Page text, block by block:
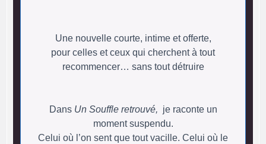
Une nouvelle courte, intime et offerte,
pour celles et ceux qui cherchent à tout
recommencer… sans tout détruire
Dans Un Souffle retrouvé, je raconte un
moment suspendu.
Celui où l’on sent que tout vacille. Celui où le